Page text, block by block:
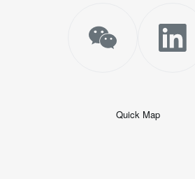
Quick Map